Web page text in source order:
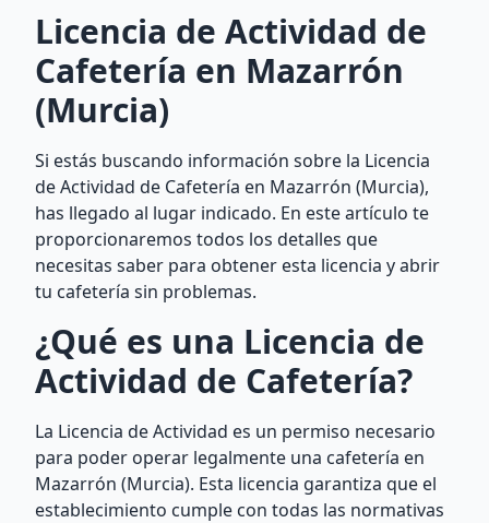
Licencia de Actividad de
Cafetería en Mazarrón
(Murcia)
Si estás buscando información sobre la Licencia
de Actividad de Cafetería en Mazarrón (Murcia),
has llegado al lugar indicado. En este artículo te
proporcionaremos todos los detalles que
necesitas saber para obtener esta licencia y abrir
tu cafetería sin problemas.
¿Qué es una Licencia de
Actividad de Cafetería?
La Licencia de Actividad es un permiso necesario
para poder operar legalmente una cafetería en
Mazarrón (Murcia). Esta licencia garantiza que el
establecimiento cumple con todas las normativas